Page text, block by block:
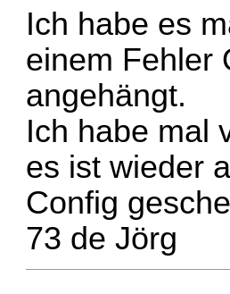
Ich habe es
einem Fehler
angehängt.
Ich habe mal
es ist wieder
Config
73 de Jörg